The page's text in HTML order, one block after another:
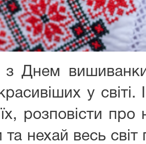
з Днем вишиванки!
у
розповісти про
нехай весь